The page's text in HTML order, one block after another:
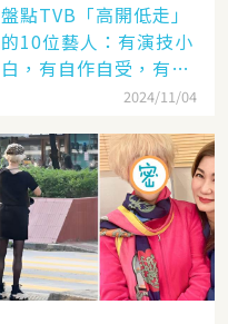
盤點TVB「高開低走」
的10位藝人：有演技小
白，有自作自受，有遭
封殺，一手好牌打稀爛
2024/11/04